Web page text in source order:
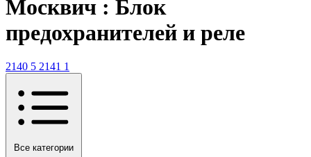
Москвич : Блок
предохранителей и реле
2140 5 2141 1
Все категории